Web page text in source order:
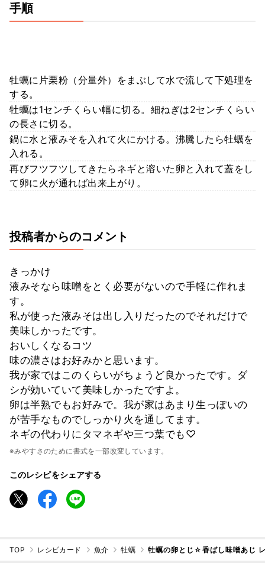
手順
牡蠣に片栗粉（分量外）をまぶして水で流して下処理を
する。
牡蠣は1センチくらい幅に切る。細ねぎは2センチくらい
の長さに切る。
鍋に水と液みそを入れて火にかける。沸騰したら牡蠣を
入れる。
再びフツフツしてきたらネギと溶いた卵と入れて蓋をし
て卵に火が通れば出来上がり。
投稿者からのコメント
きっかけ
液みそなら味噌をとく必要がないので手軽に作れま
す。
私が使った液みそは出し入りだったのでそれだけで
美味しかったです。
おいしくなるコツ
味の濃さはお好みかと思います。
我が家ではこのくらいがちょうど良かったです。ダ
シが効いていて美味しかったですよ。
卵は半熟でもお好みで。我が家はあまり生っぽいの
が苦手なものでしっかり火を通してます。
ネギの代わりにタマネギや三つ葉でも♡
※みやすさのために書式を一部改変しています。
このレシピをシェアする
TOP レシピカード 魚介 牡蠣 牡蠣の卵とじ☆香ばし味噌あじ